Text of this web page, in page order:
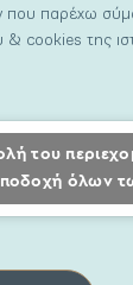
που παρέχω
& cookies της
του
όλων